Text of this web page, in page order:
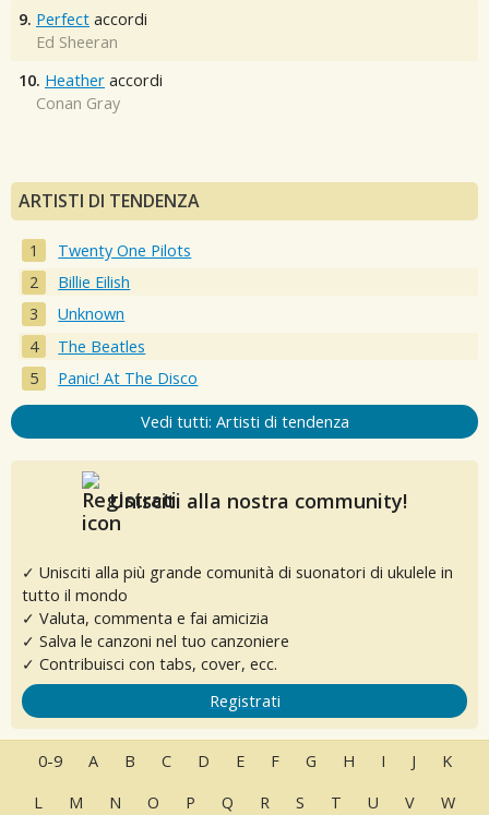
9. Perfect accordi
Ed Sheeran
10. Heather accordi
Conan Gray
ARTISTI DI TENDENZA
Twenty One Pilots
Billie Eilish
Unknown
The Beatles
Panic! At The Disco
Vedi tutti: Artisti di tendenza
Unisciti alla nostra community!
✓ Unisciti alla più grande comunità di suonatori di ukulele in
tutto il mondo
✓ Valuta, commenta e fai amicizia
✓ Salva le canzoni nel tuo canzoniere
✓ Contribuisci con tabs, cover, ecc.
Registrati
0-9 A B C D E F G H I J
K
L
M N O P Q R S T U V W